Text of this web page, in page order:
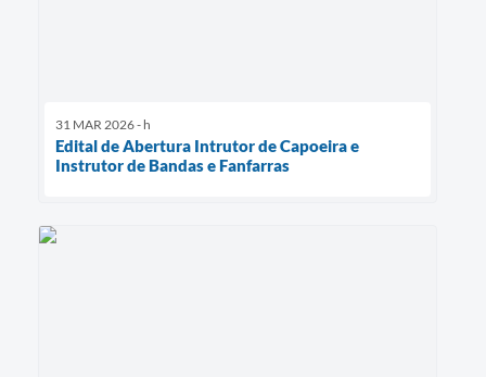
31 MAR 2026 - h
Edital de Abertura Intrutor de Capoeira e
Instrutor de Bandas e Fanfarras